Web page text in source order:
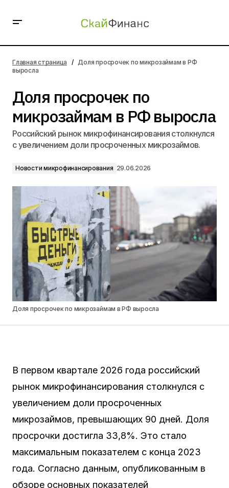
Главная страница
Доля просрочек по микрозаймам в РФ
выросла
Доля просрочек по
микрозаймам в РФ выросла
Российский рынок микрофинансирования столкнулся
с увеличением доли просроченных микрозаймов.
Новости микрофинансирования 29.06.2026
Доля просрочек по микрозаймам в РФ выросла
В первом квартале 2026 года российский
рынок микрофинансирования столкнулся с
увеличением доли просроченных
микрозаймов, превышающих 90 дней. Доля
просрочки достигла 33,8%. Это стало
максимальным показателем с конца 2023
года. Согласно данным, опубликованным в
обзоре основных показателей